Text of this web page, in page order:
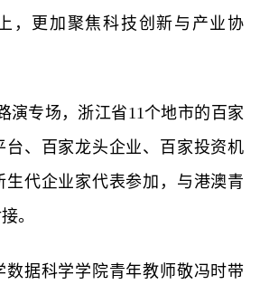
，更加聚焦科技创新与产业协
专场，浙江省11个地市的百家
台、百家龙头企业、百家投资机
生代企业家代表参加，与港澳青
。
据科学学院青年教师敬冯时带